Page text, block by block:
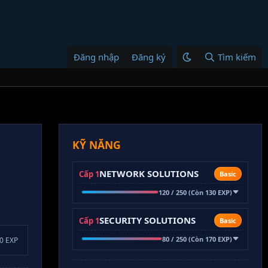
Đăng nhập Đăng ký Tìm kiếm
EXP
KỸ NĂNG
Cấp 1NETWORK SOLUTIONS Basic
120 / 250 (Còn 130 EXP)
Cấp 1SECURITY SOLUTIONS Basic
80 / 250 (Còn 170 EXP)